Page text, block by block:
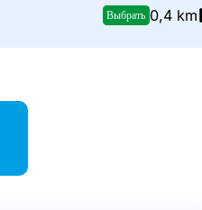
Выбрать 0,4 km